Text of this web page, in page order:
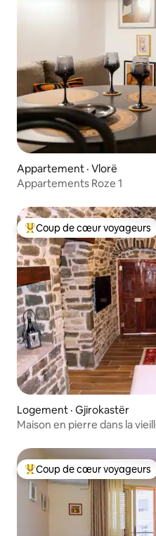
Appartement · Vlorë
Appartements Roze 1
Coup de cœur voyageurs
Coup de cœur voyageurs
Logement · Gjirokastër
Maison en pierre dans la
Coup de cœur voyageurs
Coup de cœur voyageurs